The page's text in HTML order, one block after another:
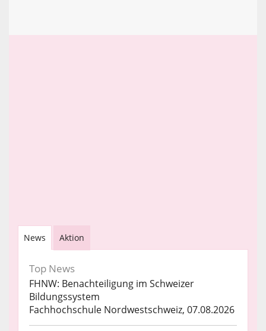
News Aktion
Top News
FHNW: Benachteiligung im Schweizer
Bildungssystem
Fachhochschule Nordwestschweiz, 07.08.2026